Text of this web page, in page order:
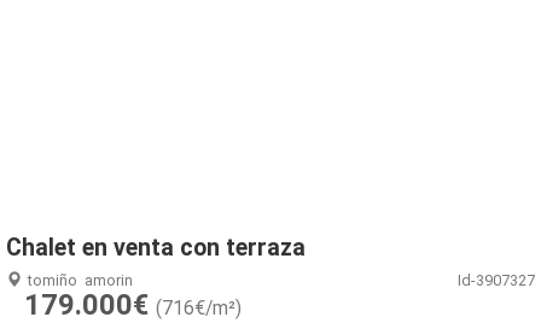
Chalet en venta con terraza
tomiño amorin Id-3907327
179.000€ (716€/m²)